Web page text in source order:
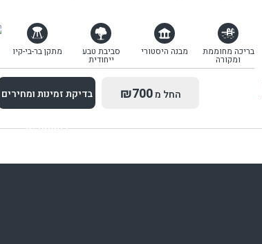
בריכה מחוממת
ומקורה
מבנה היסטורי סביבת טבע
ייחודית
מתקן בר-בי-קיו
החל מ₪700 בדיקת זמינות ומחירים
למתחם זה
בדיקת זמינות ומחירים